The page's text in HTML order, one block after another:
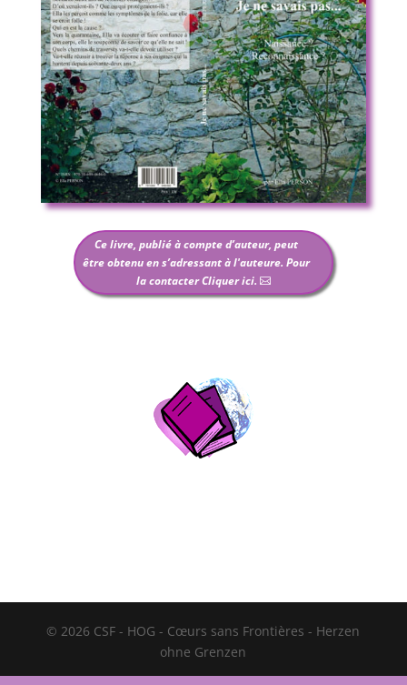
Ce livre, publié à compte d’auteur, peut
être obtenu en s’adressant à l'auteure. Pour
la contacter Cliquer ici.
© 2026 CSF - HOG - Cœurs sans Frontières - Herzen
ohne Grenzen